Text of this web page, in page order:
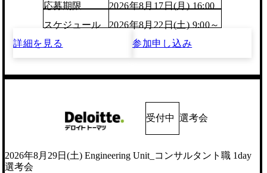
応募期限
2026年8月17日(月) 16:00
スケジュール
2026年8月22日(土) 9:00～
詳細を見る
参加申し込み
受付中 選考会
2026年8月29日(土) Engineering Unit_コンサルタント職 1day
選考会